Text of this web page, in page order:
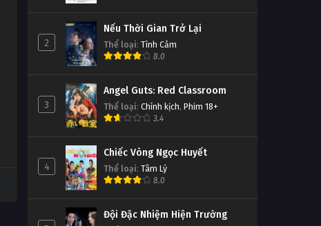
2
Nếu Thời Gian Trở Lại
Thể loại: Tình Cảm
8.0
3
Angel Guts: Red Classroom
Thể loại: Chính kịch, Phim 18+
3.4
4
Chiếc Vòng Ngọc Huyết
Thể loại: Tâm Lý
8.0
Đội Đặc Nhiệm Hiện Trường